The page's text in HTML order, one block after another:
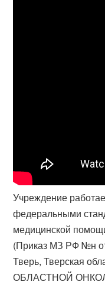
Учреждение
федеральными
медицинской
(Приказ МЗ РФ №н от
Тверь, Тверская
ОБЛАСТНОЙ